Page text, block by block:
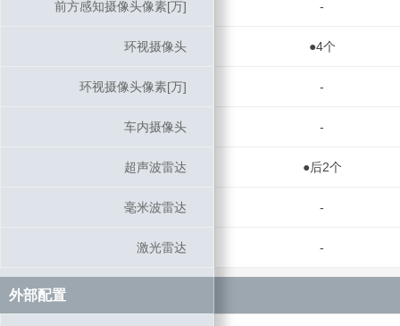
前方感知摄像头像素[万] -
环视摄像头 ●4个
环视摄像头像素[万] -
车内摄像头 -
超声波雷达 ●后2个
毫米波雷达 -
激光雷达 -
外部配置
前方感知摄像头像素[万]
环视摄像头
环视摄像头像素[万]
车内摄像头
超声波雷达
毫米波雷达
激光雷达
外部配置